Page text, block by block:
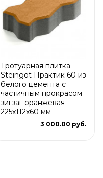
Тротуарная плитка
Steingot Практик 60 из
белого цемента с
частичным прокрасом
зигзаг оранжевая
225х112х60 мм
3 000.00 руб.